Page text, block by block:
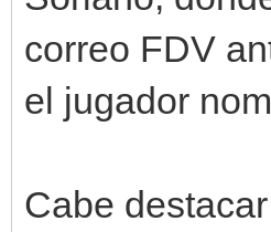
correo FDV
el jugador
Cabe